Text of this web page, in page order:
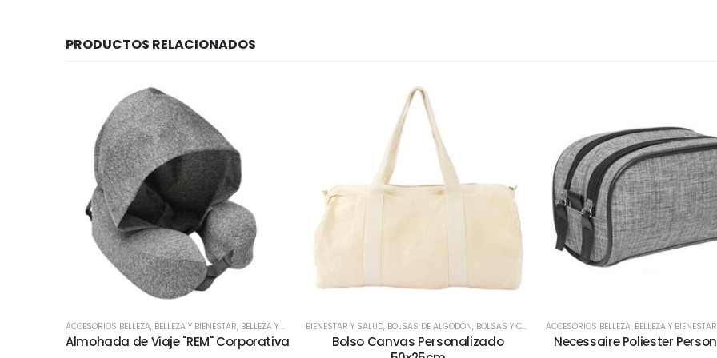
PRODUCTOS RELACIONADOS
ACCESORIOS BELLEZA, BELLEZA Y BIENESTAR, BELLEZA Y SALUD ,BIENESTAR Y SALUD,DEPORTES / JUEGO / SALUD,DÍA DE LA MADRE,DÍA DEL TRABAJADOR, ESPECIAL
Almohada de Viaje "REM" Corporativa
BIENESTAR Y SALUD, BOLSAS DE ALGODÓN, BOLSAS Y CAJAS ,MOCHILAS Y BOLSOS, TODOS,VIAJES Y
Bolso Canvas Personalizado
ACCESORIOS BELLEZA, BELLEZA Y BIENESTAR
Necessaire Poliester